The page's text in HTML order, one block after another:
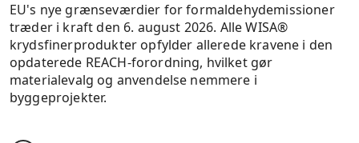
EU's nye grænseværdier for formaldehydemissioner
træder i kraft den 6. august 2026. Alle WISA®
krydsfinerprodukter opfylder allerede kravene i den
opdaterede REACH-forordning, hvilket gør
materialevalg og anvendelse nemmere i
byggeprojekter.